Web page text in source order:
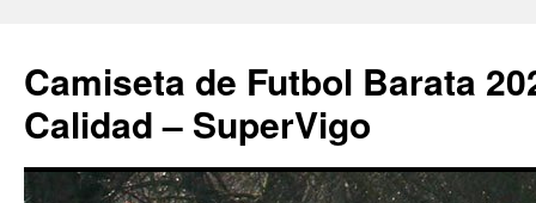
Camiseta de Futbol Barata
Calidad – SuperVigo